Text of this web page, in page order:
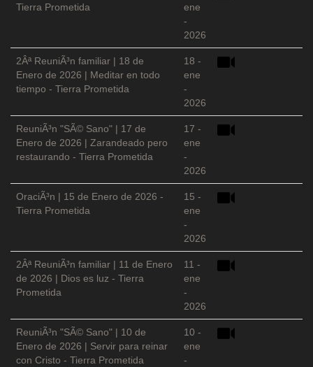
Tierra Prometida
ene
-
2026
2Âª ReuniÃ³n familiar | 18 de
Enero de 2026 | Meditar en todo
tiempo - Tierra Prometida
18 -
ene
-
2026
ReuniÃ³n "SÃ© Sano" | 17 de
Enero de 2026 | Zarandeado pero
restaurando - Tierra Prometida
17 -
ene
-
2026
OraciÃ³n | 15 de Enero de 2026 -
Tierra Prometida
15 -
ene
-
2026
2Âª ReuniÃ³n familiar | 11 de Enero
de 2026 | Dios es luz - Tierra
Prometida
11 -
ene
-
2026
ReuniÃ³n "SÃ© Sano" | 10 de
Enero de 2026 | Servir para reinar
con Cristo - Tierra Prometida
10 -
ene
-